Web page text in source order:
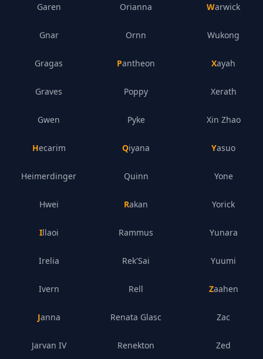
Garen
Gnar
Gragas
Graves
Gwen
Hecarim
Heimerdinger
Hwei
Illaoi
Irelia
Ivern
Janna
Jarvan IV
Orianna
Ornn
Pantheon
Poppy
Pyke
Qiyana
Quinn
Rakan
Rammus
Rek'Sai
Rell
Renata Glasc
Renekton
Warwick
Wukong
Xayah
Xerath
Xin Zhao
Yasuo
Yone
Yorick
Yunara
Yuumi
Zaahen
Zac
Zed